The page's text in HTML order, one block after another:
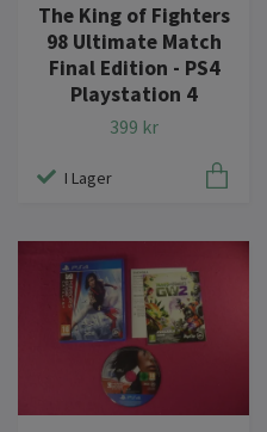
The King of Fighters
98 Ultimate Match
Final Edition - PS4
Playstation 4
399 kr
I Lager